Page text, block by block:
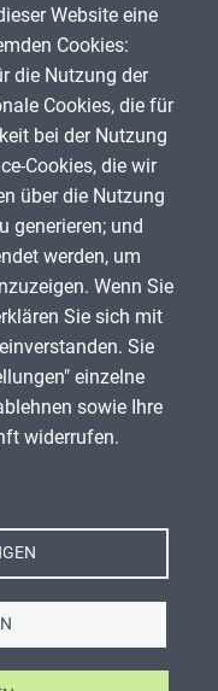
SinaH1994
Website eine
Cookies:
die Nutzung der
Cookies, die für
bei der Nutzung
Cookies, die wir
über die Nutzung
generieren; und
werden, um
Wenn Sie
Sie sich mit
Sie
einzelne
sowie Ihre
widerrufen.